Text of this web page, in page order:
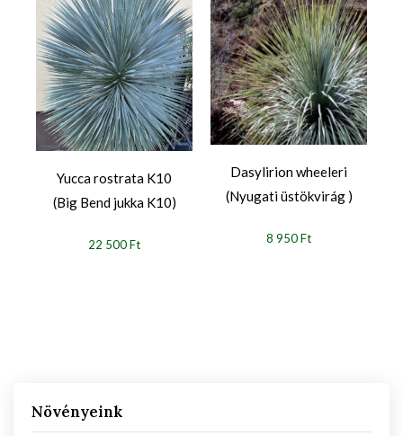
Növényeink
Yucca rostrata K10
(Big Bend jukka K10)
22 500 Ft
Dasylirion wheeleri
(Nyugati üstökvirág )
8 950 Ft